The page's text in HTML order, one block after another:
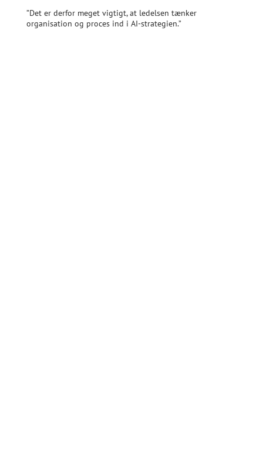
”Det er derfor meget vigtigt, at ledelsen tænker
organisation og proces ind i AI-strategien.”